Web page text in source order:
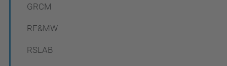
GRCM
RF&MW
RSLAB